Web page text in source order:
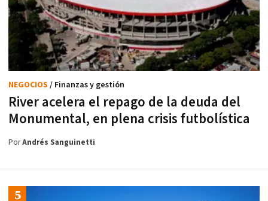
River acelera el repago de la deuda del
Monumental, en plena crisis futbolística
NEGOCIOS / Finanzas y gestión
PorAndrés Sanguinetti